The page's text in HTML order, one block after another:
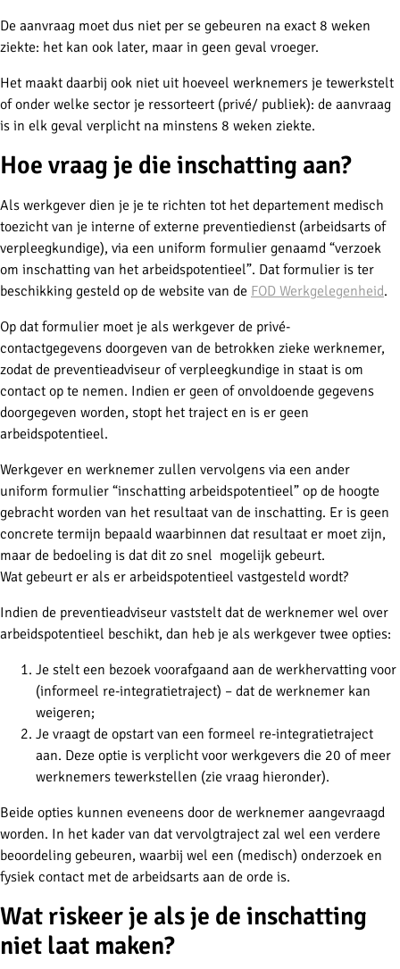
De aanvraag moet dus niet per se gebeuren na exact 8 weken
ziekte: het kan ook later, maar in geen geval vroeger.
Het maakt daarbij ook niet uit hoeveel werknemers je tewerkstelt
of onder welke sector je ressorteert (privé/ publiek): de aanvraag
is in elk geval verplicht na minstens 8 weken ziekte.
Hoe vraag je die inschatting aan?
Als werkgever dien je je te richten tot het departement medisch
toezicht van je interne of externe preventiedienst (arbeidsarts of
verpleegkundige), via een uniform formulier genaamd “verzoek
om inschatting van het arbeidspotentieel”. Dat formulier is ter
beschikking gesteld op de website van de FOD Werkgelegenheid.
Op dat formulier moet je als werkgever de privé-
contactgegevens doorgeven van de betrokken zieke werknemer,
zodat de preventieadviseur of verpleegkundige in staat is om
contact op te nemen. Indien er geen of onvoldoende gegevens
doorgegeven worden, stopt het traject en is er geen
arbeidspotentieel.
Werkgever en werknemer zullen vervolgens via een ander
uniform formulier “inschatting arbeidspotentieel” op de hoogte
gebracht worden van het resultaat van de inschatting. Er is geen
concrete termijn bepaald waarbinnen dat resultaat er moet zijn,
maar de bedoeling is dat dit zo snel mogelijk gebeurt.
Wat gebeurt er als er arbeidspotentieel vastgesteld wordt?
Indien de preventieadviseur vaststelt dat de werknemer wel over
arbeidspotentieel beschikt, dan heb je als werkgever twee opties:
Je stelt een bezoek voorafgaand aan de werkhervatting voor
(informeel re-integratietraject) – dat de werknemer kan
weigeren;
Je vraagt de opstart van een formeel re-integratietraject
aan. Deze optie is verplicht voor werkgevers die 20 of meer
werknemers tewerkstellen (zie vraag hieronder).
Beide opties kunnen eveneens door de werknemer aangevraagd
worden. In het kader van dat vervolgtraject zal wel een verdere
beoordeling gebeuren, waarbij wel een (medisch) onderzoek en
fysiek contact met de arbeidsarts aan de orde is.
Wat riskeer je als je de inschatting
niet laat maken?